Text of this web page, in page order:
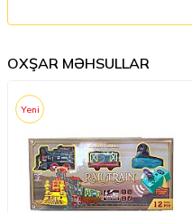
OXŞAR MƏHSULLAR
Yeni